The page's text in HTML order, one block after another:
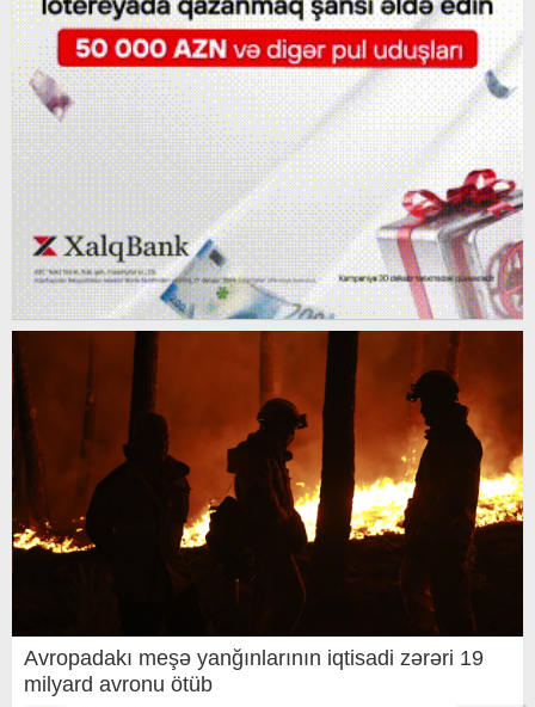
Avropadakı meşə yanğınlarının iqtisadi zərəri 19
milyard avronu ötüb